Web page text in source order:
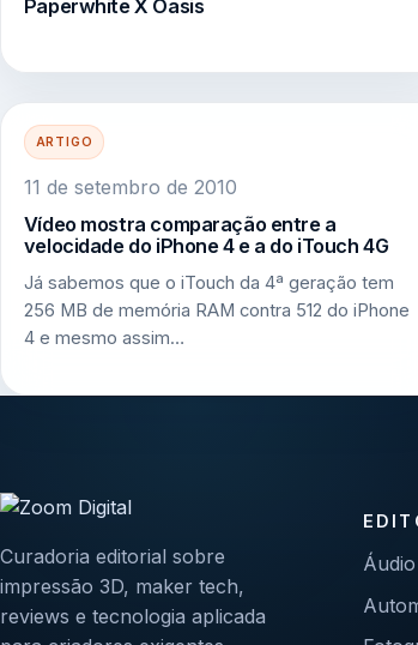
Paperwhite X Oasis
ARTIGO
11 de setembro de 2010
Vídeo mostra comparação entre a
velocidade do iPhone 4 e a do iTouch 4G
Já sabemos que o iTouch da 4ª geração tem
256 MB de memória RAM contra 512 do iPhone
4 e mesmo assim…
Curadoria editorial sobre
impressão 3D, maker tech,
reviews e tecnologia aplicada